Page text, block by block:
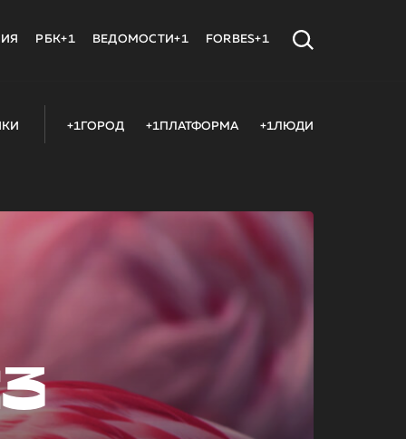
РБК+1 ВЕДОМОСТИ+1 FORBES+1
+1ГОРОД +1ПЛАТФОРМА +1ЛЮДИ